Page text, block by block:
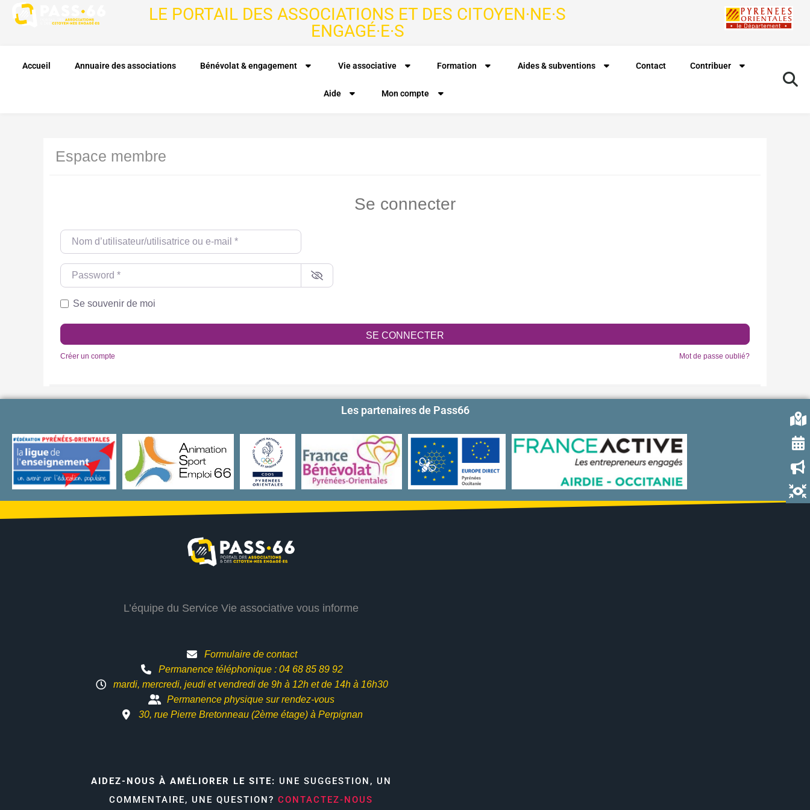
LE PORTAIL DES ASSOCIATIONS ET DES CITOYEN·NE·S
ENGAGÉ·E·S
Accueil Annuaire des associations Bénévolat & engagement Vie associative Formation Aides & subventions Contact Contribuer
Aide Mon compte
Espace membre
Se connecter
Nom d’utilisateur/utilisatrice ou e-mail
Password
Se souvenir de moi
SE CONNECTER
Créer un compte Mot de passe oublié?
Les partenaires de Pass66
L’équipe du Service Vie associative vous informe
Formulaire de contact
Permanence téléphonique : 04 68 85 89 92
mardi, mercredi, jeudi et vendredi de 9h à 12h etde 14h à 16h30
Permanence physique sur rendez-vous
30, rue Pierre Bretonneau (2ème étage) à Perpignan
AIDEZ-NOUS À AMÉLIORER LE SITE: UNE SUGGESTION, UN
COMMENTAIRE, UNE QUESTION? CONTACTEZ-NOUS